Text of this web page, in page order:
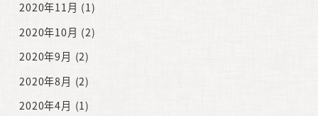
2020年11月 (1)
2020年10月 (2)
2020年9月 (2)
2020年8月 (2)
2020年4月 (1)